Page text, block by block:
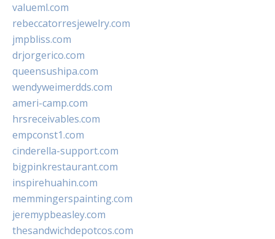
valueml.com
rebeccatorresjewelry.com
jmpbliss.com
drjorgerico.com
queensushipa.com
wendyweimerdds.com
ameri-camp.com
hrsreceivables.com
empconst1.com
cinderella-support.com
bigpinkrestaurant.com
inspirehuahin.com
memmingerspainting.com
jeremypbeasley.com
thesandwichdepotcos.com